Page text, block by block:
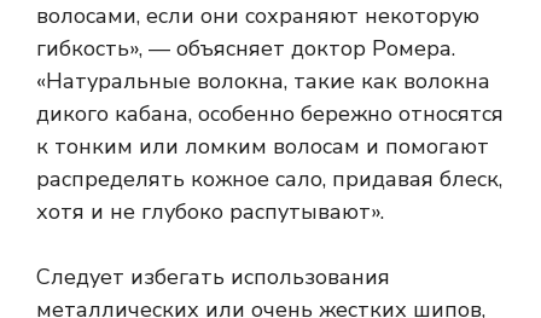
волосами, если они сохраняют некоторую
гибкость», — объясняет доктор Ромера.
«Натуральные волокна, такие как волокна
дикого кабана, особенно бережно относятся
к тонким или ломким волосам и помогают
распределять кожное сало, придавая блеск,
хотя и не глубоко распутывают».
Следует избегать использования
металлических или очень жестких шипов,